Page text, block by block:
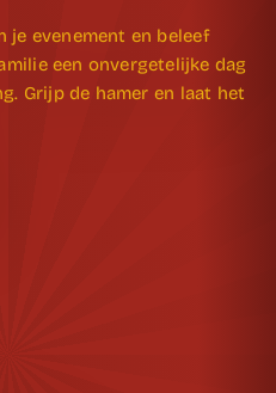
je evenement en beleef
een onvergetelijke dag
Grijp de hamer en laat het